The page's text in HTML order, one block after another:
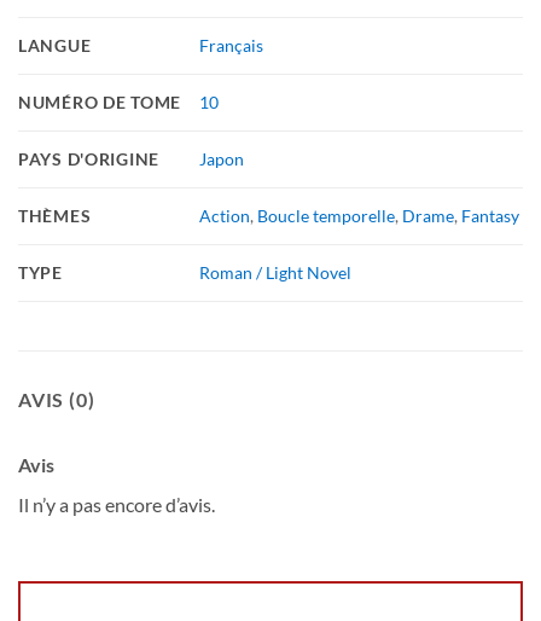
LANGUE Français
NUMÉRO DE TOME 10
PAYS D'ORIGINE Japon
THÈMES Action, Boucle temporelle, Drame, Fantasy
TYPE Roman / Light Novel
AVIS (0)
Avis
Il n’y a pas encore d’avis.